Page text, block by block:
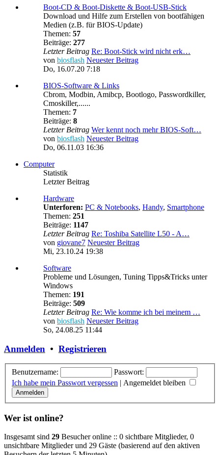
Boot-CD & Boot-Diskette & Boot-USB-Stick
Download und Hilfe zum Erstellen von bootfähigen
Medien (z.B. für BIOS-Update)
Themen: 57
Beiträge: 277
Letzter Beitrag Re: Boot-Stick wird nicht erk…
von biosflash Neuester Beitrag
Do, 16.07.20 7:18
BIOS-Software & Links
Cbrom, Modbin, Amibcp, Bootlogo, Passwordkiller,
Cmoskiller,......
Themen: 7
Beiträge: 8
Letzter Beitrag Wer kennt noch mehr BIOS-Soft…
von biosflash Neuester Beitrag
Do, 06.11.03 16:36
Computer
Statistik
Letzter Beitrag
Hardware
Unterforen: PC & Notebooks, Handy, Smartphone
Themen: 251
Beiträge: 1147
Letzter Beitrag Re: Toshiba Satellite L50 - A…
von giovane7 Neuester Beitrag
Mi, 23.10.24 19:38
Software
Probleme und Lösungen, Tuning Tipps&Tricks unter
Windows
Themen: 191
Beiträge: 509
Letzter Beitrag Re: Wie komme ich bei meinem …
von biosflash Neuester Beitrag
So, 24.08.25 11:44
Anmelden • Registrieren
Benutzername:
Passwort:
Ich habe mein Passwort vergessen | Angemeldet bleiben
Wer ist online?
Insgesamt sind 29 Besucher online :: 0 sichtbare Mitglieder, 0
unsichtbare Mitglieder und 29 Gäste (basierend auf den aktiven